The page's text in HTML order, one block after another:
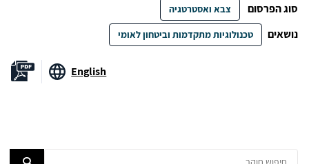
סוג הפרסום צבא ואסטרטגיה
נושאים טכנולוגיות מתקדמות וביטחון לאומי
English